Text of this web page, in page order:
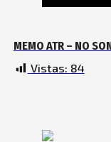
MEMO ATR – NO
Vistas: 84